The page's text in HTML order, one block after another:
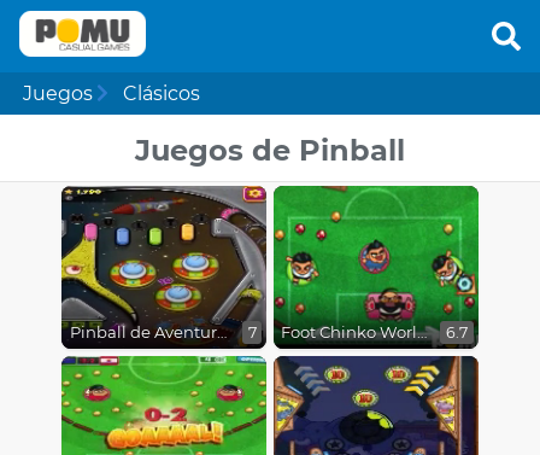
Juegos Clásicos
Juegos de Pinball
Pinball de Aventura en el Espacio 7 Foot Chinko World Cup 6.7